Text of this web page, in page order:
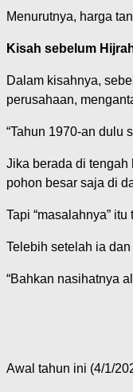
Menurutnya, harga
Kisah sebelum
Dalam kisahnya,
perusahaan,
“Tahun 1970-an dulu
Jika berada di tengah
pohon besar saja di
Tapi “masalahnya”
Telebih setelah ia
“Bahkan nasihatnya
Awal tahun ini (4/1/